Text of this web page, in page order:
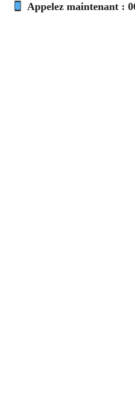
Appelez maintenant :